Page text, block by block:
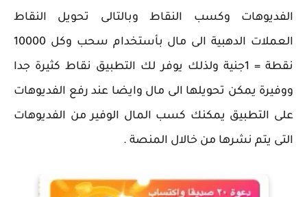
الفديوهات وكسب النقاط وبالتالى تحويل النقاط
العملات الدهبية الى مال بأستخدام سحب وكل 10000
نقطة = 1جنية ولذلك يوفر لك التطبيق نقاط كثيرة جدا
ووفيرة يمكن تحويلها الى مال وايضا عند رفع الفديوهات
على التطبيق يمكنك كسب المال الوفير من الفديوهات
التى يتم نشرها من خالال المنصة .